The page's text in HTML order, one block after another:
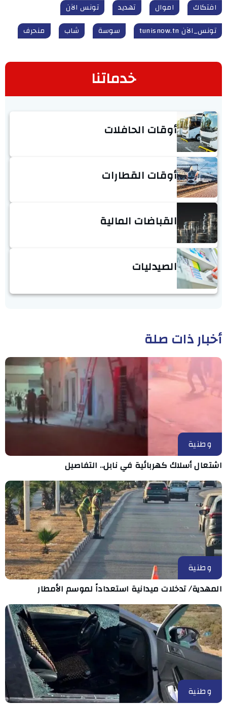
افتكاك اموال تهديد
تونس الآن
تونس_الآن tunisnow.tn
سوسة شاب منحرف
خدماتنا
أوقات الحافلات
أوقات القطارات
القباضات المالية
الصيدليات
أخبار ذات صلة
وطنية
اشتعال أسلاك كهربائية في نابل.. التفاصيل
وطنية
المهدية/ تدخلات ميدانية استعداداً لموسم الأمطار
وطنية